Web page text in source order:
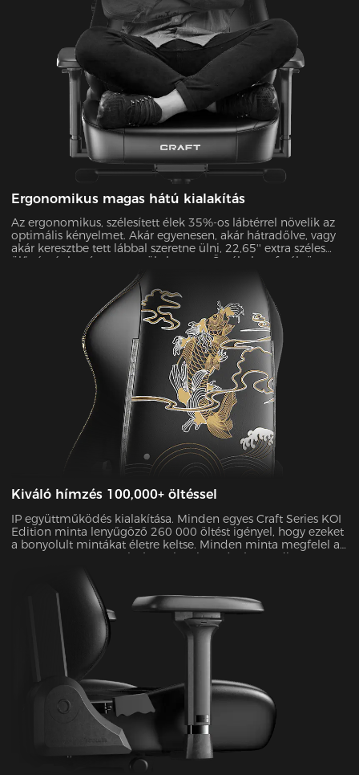
Ergonomikus magas hátú kialakítás
Az ergonomikus, szélesített élek 35%-os lábtérrel növelik az
optimális kényelmet. Akár egyenesen, akár hátradőlve, vagy
akár keresztbe tett lábbal szeretne ülni, 22,65'' extra széles
ülőpárnánkat úgy terveztük, hogy az Ön által preferált összes
Kiváló hímzés 100,000+ öltéssel
IP együttműködés kialakítása. Minden egyes Craft Series KOI
Edition minta lenyűgöző 260 000 öltést igényel, hogy ezeket
a bonyolult mintákat életre keltse. Minden minta megfelel az
ASTM D4060 H-3 szabványnak, színtartóssága pedig